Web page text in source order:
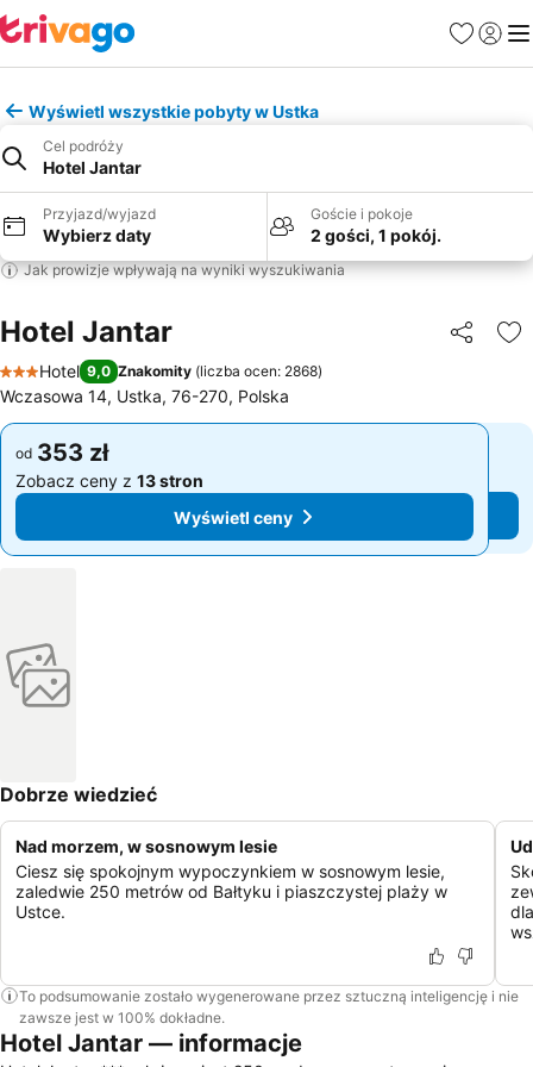
Ulubione
Wyświetl wszystkie pobyty w Ustka
Cel podróży
Hotel Jantar
Przyjazd/wyjazd
Wybierz daty
Goście i pokoje
2 gości, 1 pokój.
Jak prowizje wpływają na wyniki wyszukiwania
Hotel Jantar
3 Kategoria
Hotel 9,0 Znakomity (liczba ocen: 2868)
Wczasowa 14, Ustka, 76-270, Polska
od 353 zł
Zobacz ceny z 13 stron
Wyświetl ceny
od 353 zł
Zobacz ceny z 13 stron
Wyświetl ceny
Dobrze wiedzieć
Nad morzem, w sosnowym lesie
Ciesz się spokojnym wypoczynkiem w sosnowym lesie,
zaledwie 250 metrów od Bałtyku i piaszczystej plaży w
Ustce.
To podsumowanie zostało wygenerowane przez sztuczną inteligencję i nie
zawsze jest w 100% dokładne.
Hotel Jantar — informacje